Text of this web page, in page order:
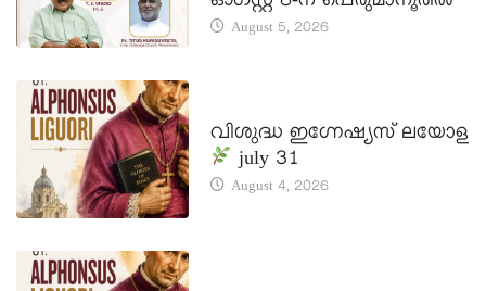
August 5, 2026
വിശുദ്ധ ഇഗ്നേഷ്യസ് ലയോള
july 31
August 4, 2026